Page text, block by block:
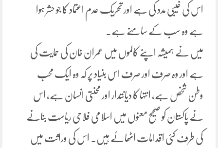
اس کی غیبی مدد کی ہے اور تحریک عدم اعتماد کا جو حشر ہوا
ہے وہ سب کے سامنے ہے۔
میں نے ہمیشہ اپنے کالموں میں عمران خان کی حمایت کی
ہے اور وہ صرف اور صرف اس بنیاد پر کہ وہ ایک محب
وطن شخص ہے، انتہا کا دیانتدار اور محنتی انسان ہے، اس
نے پاکستان کو صحیح معنوں میں اسلامی فلاحی ریاست بنانے
کی طرف کئی اقدامات اٹھائے ہیں۔ اس کی وراثت میں